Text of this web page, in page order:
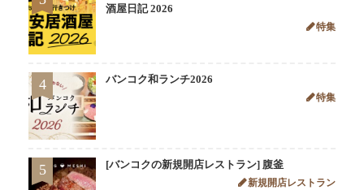
酒屋日記 2026
特集
4 バンコク和ランチ2026
特集
5 [バンコクの新規開店レストラン] 腹釜
新規開店レストラン